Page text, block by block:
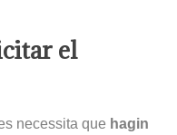
el
necessita que hagin